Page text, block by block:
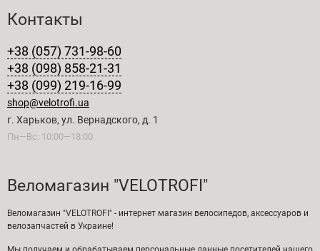
Контакты
+38 (057) 731-98-60
+38 (098) 858-21-31
+38 (099) 219-16-99
shop@velotrofi.ua
г. Харьков, ул. Вернадского, д. 1
Пн—Вс: 10:00—18:00
Веломагазин "VELOTROFI"
Веломагазин "VELOTROFI" - интернет магазин велосипедов, аксессуаров и
велозапчастей в Украине!